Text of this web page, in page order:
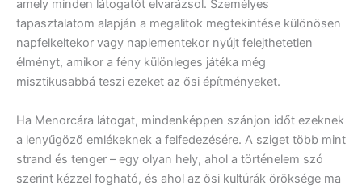
amely minden látogatót elvarázsol. Személyes
tapasztalatom alapján a megalitok megtekintése különösen
napfelkeltekor vagy naplementekor nyújt felejthetetlen
élményt, amikor a fény különleges játéka még
misztikusabbá teszi ezeket az ősi építményeket.
Ha Menorcára látogat, mindenképpen szánjon időt ezeknek
a lenyűgöző emlékeknek a felfedezésére. A sziget több mint
strand és tenger – egy olyan hely, ahol a történelem szó
szerint kézzel fogható, és ahol az ősi kultúrák öröksége ma